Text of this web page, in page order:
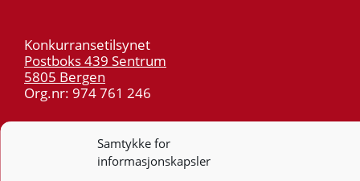
Samtykke for
informasjonskapsler
Konkurransetilsynet
Postboks 439 Sentrum
5805 Bergen
Org.nr: 974 761 246
55 59 75 00
post@kt.no